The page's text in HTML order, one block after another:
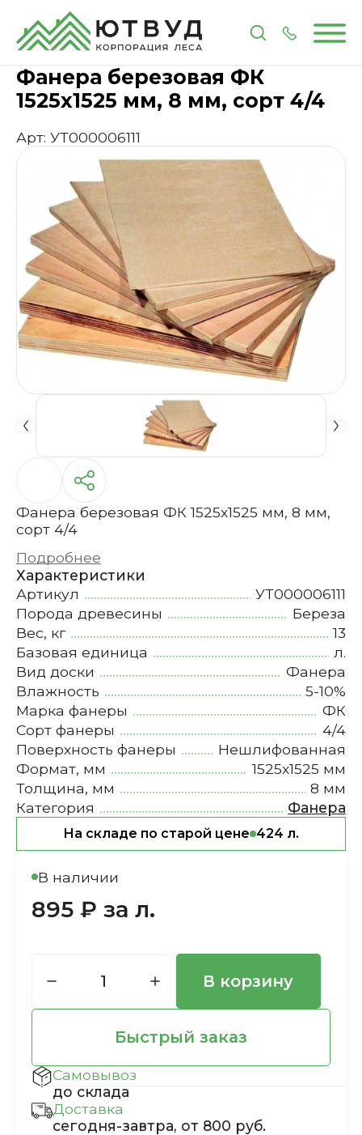
ГлавнаяКаталогДревесно-плитные
Фанера березовая ФК
1525х1525 мм, 8 мм, сорт 4/4
Арт: УТ000006111
Фанера березовая ФК 1525х1525 мм, 8 мм,
сорт 4/4
Подробнее
Характеристики
Артикул
УТ000006111
Порода древесины
Береза
Вес, кг
13
Базовая единица
л.
Вид доски
Фанера
Влажность
5-10%
Марка фанеры
ФК
Сорт фанеры
4/4
Поверхность фанеры
Нешлифованная
Формат, мм
1525х1525 мм
Толщина, мм
8 мм
Категория
Фанера
На складе по старой цене 424 л.
В наличии
895 ₽ за л.
В корзину
Быстрый заказ
Самовывоз
до склада
Доставка
сегодня-завтра, от 800 руб.